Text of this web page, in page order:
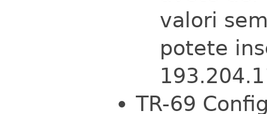
valori
potete
TR-69